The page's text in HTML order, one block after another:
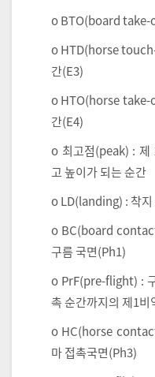
o BTO(board take-
o HTD(horse
간(E3)
o HTO(horse take-
간(E4)
o 최고점(peak) : 제
고 높이가 되는 순간
o LD(landing) : 착지
o BC(board
구름 국면(Ph1)
o PrF(pre-flight) :
촉 순간까지의 제1비
o HC(horse
마 접촉국면(Ph3)